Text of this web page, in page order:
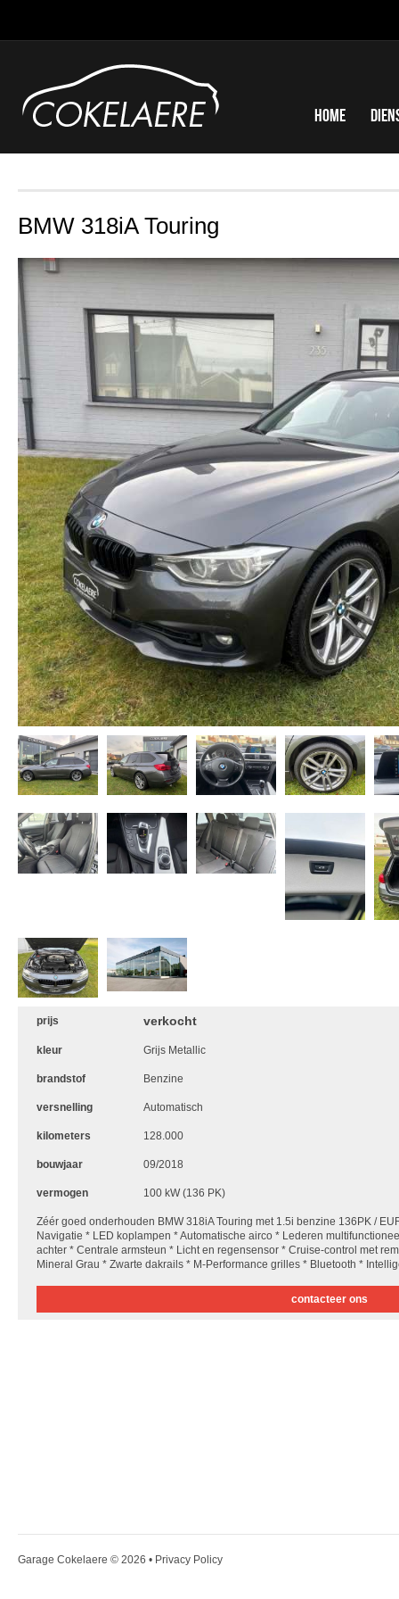
Home
BMW 318iA Touring
prijs verkocht
kleur Grijs Metallic
brandstof Benzine
versnelling Automatisch
kilometers 128.000
bouwjaar 09/2018
vermogen 100 kW (136 PK)
Zéér goed onderhouden BMW 318iA Touring met 1.5i benzine 136PK /
Navigatie * LED koplampen * Automatische airco * Lederen
achter * Centrale armsteun * Licht en regensensor * Cruise-control met
Mineral Grau * Zwarte dakrails * M-Performance grilles * Bluetooth *
contacteer ons
Garage Cokelaere © 2026 • Privacy Policy